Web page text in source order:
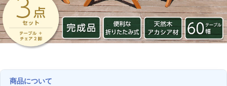
商品について